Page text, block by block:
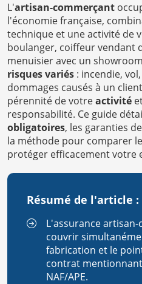
L'artisan-commerçant
l'économie française,
technique et une activité de
boulanger, coiffeur vendant
menuisier avec un
risques variés : incendie,
dommages causés à un
pérennité de votreactivité
responsabilité. Ce guide
obligatoires, les garanties
la méthode pour comparer
protéger efficacement votre
Résumé de l'article :
L'assurance
couvrir
fabrication et le
contrat
NAF/APE.